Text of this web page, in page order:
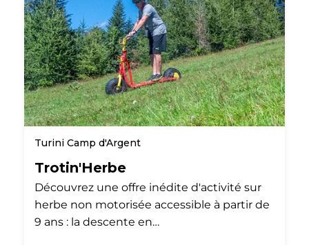
Turini Camp d'Argent
Trotin'Herbe
Découvrez une offre inédite d'activité sur
herbe non motorisée accessible à partir de
9 ans : la descente en…